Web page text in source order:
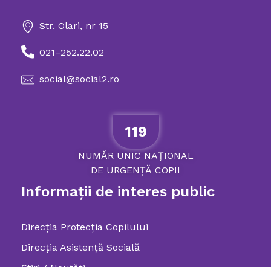
Str. Olari, nr 15
021–252.22.02
social@social2.ro
119
NUMĂR UNIC NAȚIONAL
DE URGENȚĂ COPII
Informații de interes public
Direcția Protecția Copilului
Direcția Asistență Socială